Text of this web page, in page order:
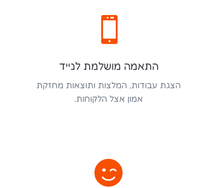

התאמה מושלמת לנייד
הצגת עבודות, המלצות ותוצאות מחזקת
אמון אצל הלקוחות.
